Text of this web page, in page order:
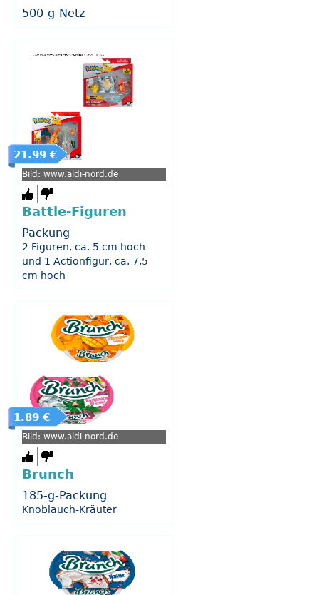
500-g-Netz
21.99 €
Bild: www.aldi-nord.de
Battle-Figuren
Packung
2 Figuren, ca. 5 cm hoch
und 1 Actionfigur, ca. 7,5
cm hoch
1.89 €
Bild: www.aldi-nord.de
Brunch
185-g-Packung
Knoblauch-Kräuter